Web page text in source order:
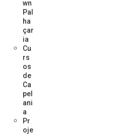
wn
Pal
ha
çar
ia
Cu
rs
os
de
Ca
pel
ani
a
Pr
oje